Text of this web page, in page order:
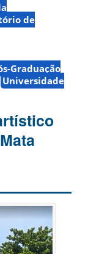
de
Graduação
Universidade